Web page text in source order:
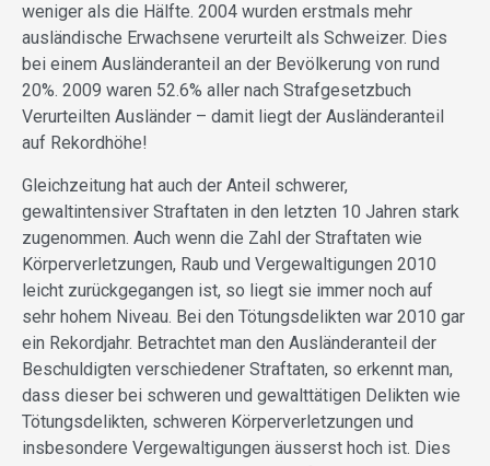
weniger als die Hälfte. 2004 wurden erstmals mehr
ausländische Erwachsene verurteilt als Schweizer. Dies
bei einem Ausländeranteil an der Bevölkerung von rund
20%. 2009 waren 52.6% aller nach Strafgesetzbuch
Verurteilten Ausländer – damit liegt der Ausländeranteil
auf Rekordhöhe!
Gleichzeitung hat auch der Anteil schwerer,
gewaltintensiver Straftaten in den letzten 10 Jahren stark
zugenommen. Auch wenn die Zahl der Straftaten wie
Körperverletzungen, Raub und Vergewaltigungen 2010
leicht zurückgegangen ist, so liegt sie immer noch auf
sehr hohem Niveau. Bei den Tötungsdelikten war 2010 gar
ein Rekordjahr. Betrachtet man den Ausländeranteil der
Beschuldigten verschiedener Straftaten, so erkennt man,
dass dieser bei schweren und gewalttätigen Delikten wie
Tötungsdelikten, schweren Körperverletzungen und
insbesondere Vergewaltigungen äusserst hoch ist. Dies